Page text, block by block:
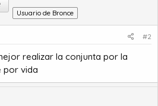
Usuario de Bronce
#2
realizar la conjunta por la
por vida